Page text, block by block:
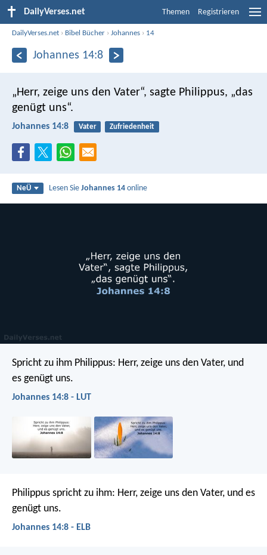
DailyVerses.net Themen Registrieren
DailyVerses.net › Bibel Bücher ›Johannes › 14
Johannes 14:8
„Herr, zeige uns den Vater“, sagte Philippus, „das
genügt uns“.
Johannes 14:8 Vater Zufriedenheit
NeÜ Lesen SieJohannes 14 online
Spricht zu ihm Philippus: Herr, zeige uns den Vater, und
es genügt uns.
Johannes 14:8 - LUT
Philippus spricht zu ihm: Herr, zeige uns den Vater, und es
genügt uns.
Johannes 14:8 - ELB